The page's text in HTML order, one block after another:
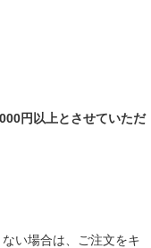
円以上とさせていただ
い場合は、ご注文をキ